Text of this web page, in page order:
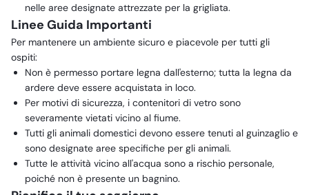
nelle aree designate attrezzate per la grigliata.
Linee Guida Importanti
Per mantenere un ambiente sicuro e piacevole per tutti gli
ospiti:
Non è permesso portare legna dall'esterno; tutta la legna da
ardere deve essere acquistata in loco.
Per motivi di sicurezza, i contenitori di vetro sono
severamente vietati vicino al fiume.
Tutti gli animali domestici devono essere tenuti al guinzaglio e
sono designate aree specifiche per gli animali.
Tutte le attività vicino all'acqua sono a rischio personale,
poiché non è presente un bagnino.